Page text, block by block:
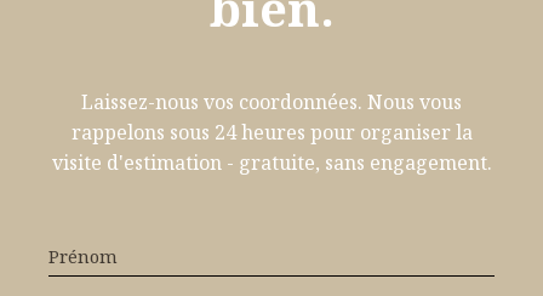
Laissez-nous vos coordonnées. Nous vous
rappelons sous 24 heures pour organiser la
visite d'estimation - gratuite, sans engagement.
Prénom